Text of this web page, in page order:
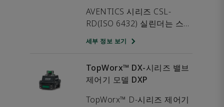
AVENTICS 시리즈 CSL-
RD(ISO 6432) 실린더는 스테
준형, 위생형 및 간이형 등, 세
있습니다. 시리즈 CSL-
RD(ISO 6432)는 스테인리스
강, NSF-H1 그리스 및 FDA
세부 정보 보기
TopWorx™ DX-시리즈 밸브
제어기 모델 DXP
TopWorx™ D-시리즈 제어기